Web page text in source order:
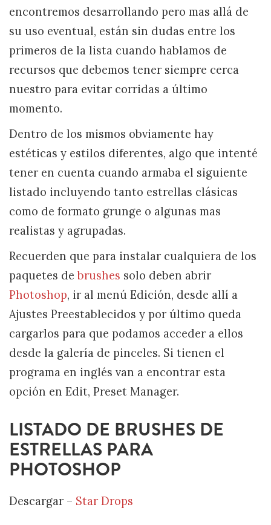
encontremos desarrollando pero mas allá de
su uso eventual, están sin dudas entre los
primeros de la lista cuando hablamos de
recursos que debemos tener siempre cerca
nuestro para evitar corridas a último
momento.
Dentro de los mismos obviamente hay
estéticas y estilos diferentes, algo que intenté
tener en cuenta cuando armaba el siguiente
listado incluyendo tanto estrellas clásicas
como de formato grunge o algunas mas
realistas y agrupadas.
Recuerden que para instalar cualquiera de los
paquetes debrushes solo deben abrir
Photoshop, ir al menú Edición, desde allí a
Ajustes Preestablecidos y por último queda
cargarlos para que podamos acceder a ellos
desde la galería de pinceles. Si tienen el
programa en inglés van a encontrar esta
opción en Edit, Preset Manager.
LISTADO DE BRUSHES DE
ESTRELLAS PARA
PHOTOSHOP
Descargar – Star Drops